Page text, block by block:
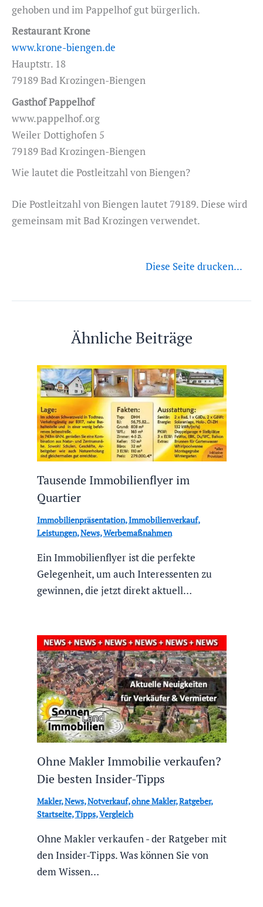
gehoben und im Pappelhof gut bürgerlich.
Restaurant Krone
www.krone-biengen.de
Hauptstr. 18
79189 Bad Krozingen-Biengen
Gasthof Pappelhof
www.pappelhof.org
Weiler Dottighofen 5
79189 Bad Krozingen-Biengen
Wie lautet die Postleitzahl von Biengen?
Die Postleitzahl von Biengen lautet 79189. Diese wird
gemeinsam mit Bad Krozingen verwendet.
Diese Seite drucken...
Ähnliche Beiträge
Tausende Immobilienflyer im
Quartier
Immobilienpräsentation,Immobilienverkauf,
Leistungen,News,Werbemaßnahmen
Ein Immobilienflyer ist die perfekte
Gelegenheit, um auch Interessenten zu
gewinnen, die jetzt direkt aktuell…
Ohne Makler Immobilie verkaufen?
Die besten Insider-Tipps
Makler,News,Notverkauf,ohne Makler,Ratgeber,
Startseite,Tipps,Vergleich
Ohne Makler verkaufen - der Ratgeber mit
den Insider-Tipps. Was können Sie von
dem Wissen…